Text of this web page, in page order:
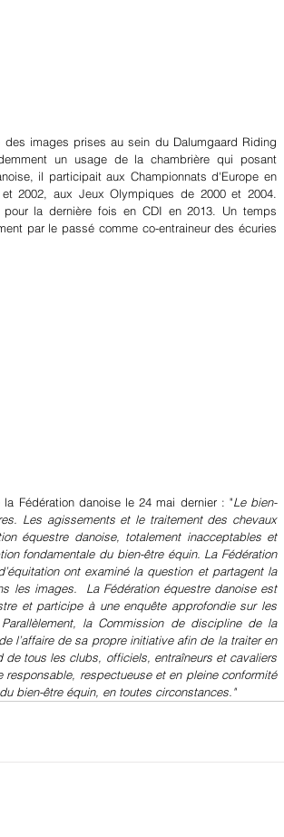
des images prises au sein du Dalumgaard Riding
un usage de la chambrière qui posant
il participait aux Championnats d'Europe en
2002, aux Jeux Olympiques de 2000 et 2004.
la dernière fois en CDI en 2013. Un temps
par le passé comme co-entraineur des écuries
Fédération danoise le 24 mai dernier : "Le bien-
Les agissements et le traitement des chevaux
équestre danoise, totalement inacceptables et
fondamentale du bien-être équin. La Fédération
ont examiné la question et partagent la
les images.  La Fédération équestre danoise est
et participe à une enquête approfondie sur les
la Commission de discipline de la
l’affaire de sa propre initiative afin de la traiter en
de tous les clubs, officiels, entraîneurs et cavaliers
respectueuse et en pleine conformité
bien-être équin, en toutes circonstances."